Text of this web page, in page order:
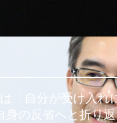
「自分が受け入
の反省へと折り